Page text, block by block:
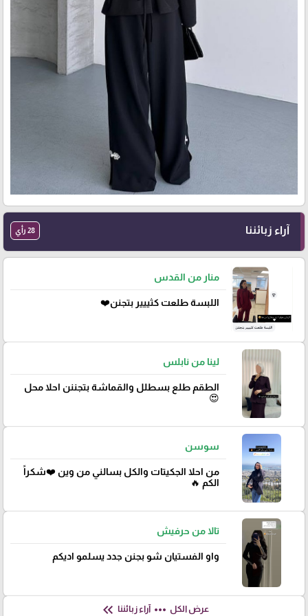
آراء زبائننا 28 رأي
منار من القدس
اللبسة طلعت كثييير بتجنن❤️
لينا من نابلس
الطقم طلع بسطلل والقماشة بتجننن احلا محل
😍
سوسن
من احلا الجكيتات والكل بسالني من وين ❤️شكراً
الكم 🔥
تالا من حرفيش
واو الفستيان شو بجنن جدد يسلمو اديكم
عرض الكل more_horiz آراء زبائننا keyboard_double_arrow_left